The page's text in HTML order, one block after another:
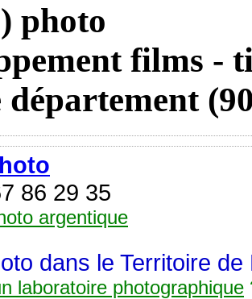
photo
films -
département
86 29 35
argentique
dans le Territoire de
laboratoire photographique